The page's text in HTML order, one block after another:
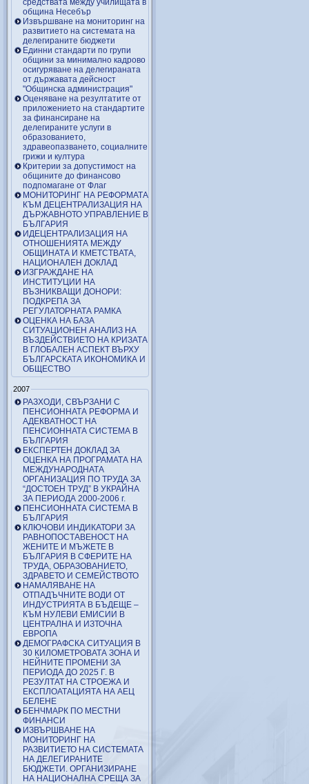
средствата между училищата в
община Несебър
Извършване на мониторинг на
развитието на системата на
делегираните бюджети
Единни стандарти по групи
общини за минимално кадрово
осигуряване на делегираната
от държавата дейсност
"Общинска администрация"
Оценяване на резултатите от
приложението на стандартите
за финансиране на
делегираните услуги в
образованието,
здравеопазването, социалните
грижи и култура
Критерии за допустимост на
общините до финансово
подпомагане от Флаг
МОНИТОРИНГ НА РЕФОРМАТА
КЪМ ДЕЦЕНТРАЛИЗАЦИЯ НА
ДЪРЖАВНОТО УПРАВЛЕНИЕ В
БЪЛГАРИЯ
ИДЕЦЕНТРАЛИЗАЦИЯ НА
ОТНОШЕНИЯТА МЕЖДУ
ОБЩИНАТА И КМЕТСТВАТА,
НАЦИОНАЛЕН ДОКЛАД
ИЗГРАЖДАНЕ НА
ИНСТИТУЦИИ НА
ВЪЗНИКВАЩИ ДОНОРИ:
ПОДКРЕПА ЗА
РЕГУЛАТОРНАТА РАМКА
ОЦЕНКА НА БАЗА
СИТУАЦИОНЕН АНАЛИЗ НА
ВЪЗДЕЙСТВИЕТО НА КРИЗАТА
В ГЛОБАЛЕН АСПЕКТ ВЪРХУ
БЪЛГАРСКАТА ИКОНОМИКА И
ОБЩЕСТВО
2007
РАЗХОДИ, СВЪРЗАНИ С
ПЕНСИОННАТА РЕФОРМА И
АДЕКВАТНОСТ НА
ПЕНСИОННАТА СИСТЕМА В
БЪЛГАРИЯ
ЕКСПЕРТЕН ДОКЛАД ЗА
ОЦЕНКА НА ПРОГРАМАТА НА
МЕЖДУНАРОДНАТА
ОРГАНИЗАЦИЯ ПО ТРУДА ЗА
“ДОСТОЕН ТРУД” В УКРАЙНА
ЗА ПЕРИОДА 2000-2006 г.
ПЕНСИОННАТА СИСТЕМА В
БЪЛГАРИЯ
КЛЮЧОВИ ИНДИКАТОРИ ЗА
РАВНОПОСТАВЕНОСТ НА
ЖЕНИТЕ И МЪЖЕТЕ В
БЪЛГАРИЯ В СФЕРИТЕ НА
ТРУДА, ОБРАЗОВАНИЕТО,
ЗДРАВЕТО И СЕМЕЙСТВОТО
НАМАЛЯВАНЕ НА
ОТПАДЪЧНИТЕ ВОДИ ОТ
ИНДУСТРИЯТА В БЪДЕЩЕ –
КЪМ НУЛЕВИ ЕМИСИИ В
ЦЕНТРАЛНА И ИЗТОЧНА
ЕВРОПА
ДЕМОГРАФСКА СИТУАЦИЯ В
30 КИЛОМЕТРОВАТА ЗОНА И
НЕЙНИТЕ ПРОМЕНИ ЗА
ПЕРИОДА ДО 2025 Г. В
РЕЗУЛТАТ НА СТРОЕЖА И
ЕКСПЛОАТАЦИЯТА НА АЕЦ
БЕЛЕНЕ
БЕНЧМАРК ПО МЕСТНИ
ФИНАНСИ
ИЗВЪРШВАНЕ НА
МОНИТОРИНГ НА
РАЗВИТИЕТО НА СИСТЕМАТА
НА ДЕЛЕГИРАНИТЕ
БЮДЖЕТИ. ОРГАНИЗИРАНЕ
НА НАЦИОНАЛНА СРЕЩА ЗА